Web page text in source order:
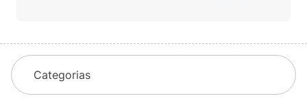
Categorias